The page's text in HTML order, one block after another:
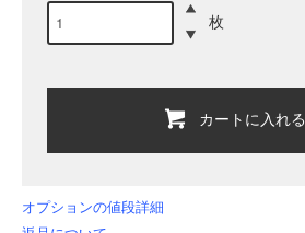
枚
カートに入れる
オプションの値段詳細